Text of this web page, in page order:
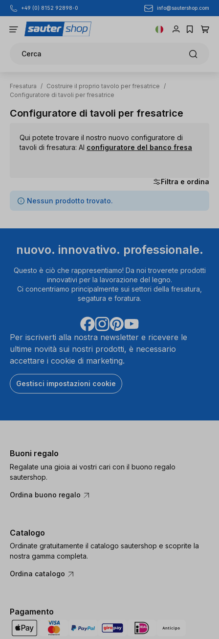
Passa al contenuto principale
+49 (0) 8152 92898-0 info@sautershop.com
Cerca
Fresatura / Costruire il proprio tavolo per fresatrice
/
Configuratore di tavoli per fresatrice
Configuratore di tavoli per fresatrice
Qui potete trovare il nostro nuovo configuratore di
tavoli di fresatura: Al configuratore del banco fresa
Filtra e ordina
0 articoli trovati
Nessun prodotto trovato.
nuovo. innovativo. professionale.
Questo è ciò che rappresentiamo! Da noi troverete prodotti
innovativi per la lavorazione del legno.
Ci concentriamo principalmente sui settori della fresatura,
segatura e foratura.
Per iscriverti alla nostra newsletter e ricevere le
ultime novità sui nostri prodotti, è necessario
accettare i cookie di marketing.
Gestisci impostazioni cookie
Buoni regalo
Regalate una gioia ai vostri cari con il buono regalo
sautershop.
Ordina buono regalo
Catalogo
Ordinate gratuitamente il catalogo sautershop e scoprite la
nostra gamma completa.
Ordina catalogo
Pagamento